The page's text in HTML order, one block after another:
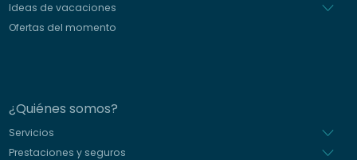
Ideas de vacaciones
Ofertas del momento
¿Quiénes somos?
Servicios
Prestaciones y seguros